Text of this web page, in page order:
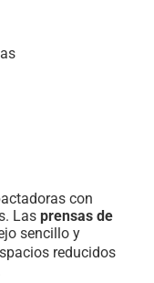
con
Las prensas de
sencillo y
reducidos